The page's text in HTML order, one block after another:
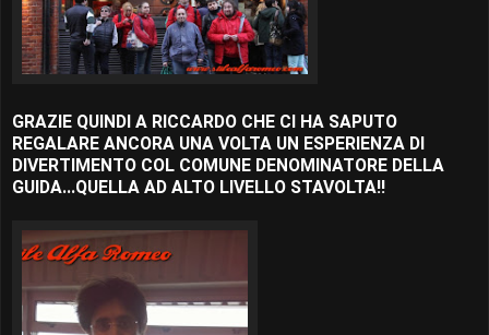
GRAZIE QUINDI A RICCARDO CHE CI HA SAPUTO
REGALARE ANCORA UNA VOLTA UN ESPERIENZA DI
DIVERTIMENTO COL COMUNE DENOMINATORE DELLA
GUIDA...QUELLA AD ALTO LIVELLO STAVOLTA!!